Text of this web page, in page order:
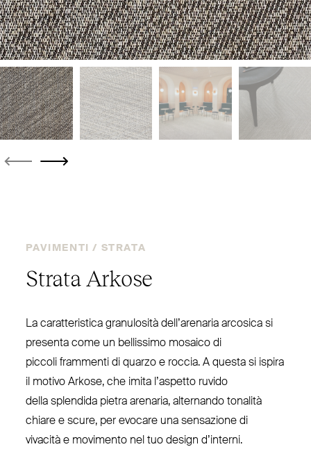
PAVIMENTI / STRATA
Strata Arkose
La carat­te­ristica gra­nulosità dell’arenaria arcosica si
presenta come un bel­lissimo mosaico di
piccoli frammenti di quarzo e roccia. A questa si ispira
il motivo Arkose, che imita l’aspetto ruvido
della splendida pietra arenaria, alternando tonalità
chiare e scure, per evocare una sen­sazione di
vivacità e movimento nel tuo design d’interni.